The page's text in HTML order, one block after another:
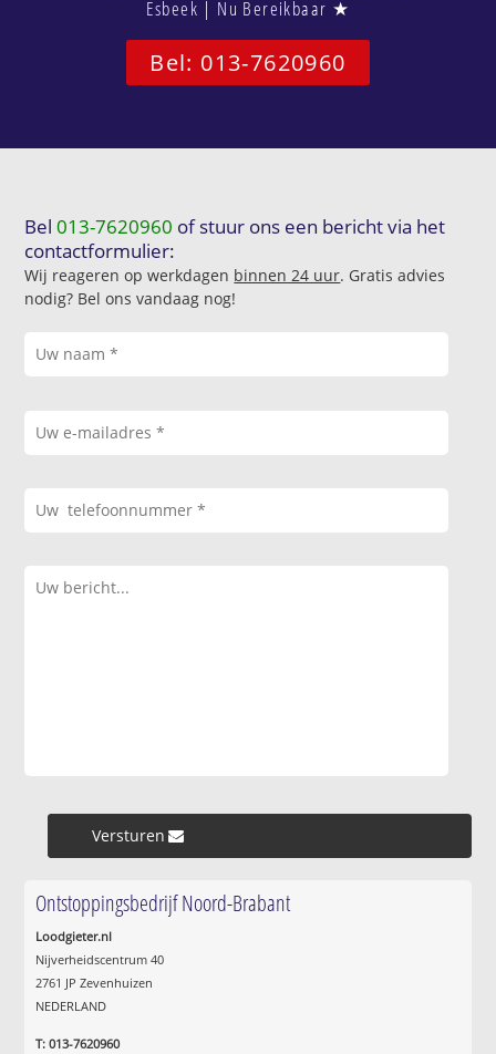
Esbeek | Nu Bereikbaar ★
Bel: 013-7620960
Bel013-7620960 of stuur ons een bericht via het
contactformulier:
Wij reageren op werkdagen binnen 24 uur. Gratis advies
nodig? Bel ons vandaag nog!
Versturen »
Ontstoppingsbedrijf Noord-Brabant
Loodgieter.nl
Nijverheidscentrum 40
2761 JP Zevenhuizen
NEDERLAND
T: 013-7620960